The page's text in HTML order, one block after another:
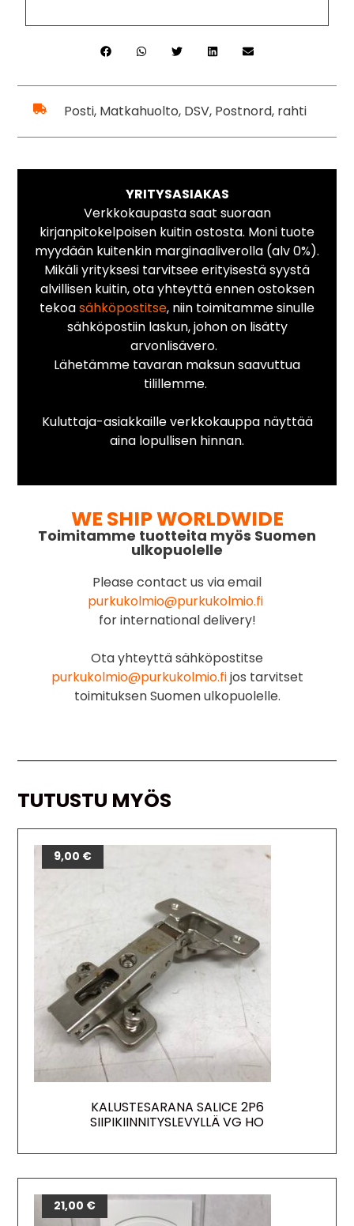
Posti, Matkahuolto, DSV, Postnord, rahti
YRITYSASIAKAS
Verkkokaupasta saat suoraan
kirjanpitokelpoisen kuitin ostosta. Moni tuote
myydään kuitenkin marginaaliverolla (alv 0%).
Mikäli yrityksesi tarvitsee erityisestä syystä
alvillisen kuitin, ota yhteyttä ennen ostoksen
tekoasähköpostitse, niin toimitamme sinulle
sähköpostiin laskun, johon on lisätty
arvonlisävero.
Lähetämme tavaran maksun saavuttua
tilillemme.
Kuluttaja-asiakkaille verkkokauppa näyttää
aina lopullisen hinnan.
WE SHIP WORLDWIDE
Toimitamme tuotteita myös Suomen
ulkopuolelle
Please contact us via email
purkukolmio@purkukolmio.fi
for international delivery!
Ota yhteyttä sähköpostitse
purkukolmio@purkukolmio.fijos tarvitset
toimituksen Suomen ulkopuolelle.
TUTUSTU MYÖS
KALUSTESARANA SALICE 2P6
SIIPIKIINNITYSLEVYLLÄ VG HO
9,00 €
21,00 €